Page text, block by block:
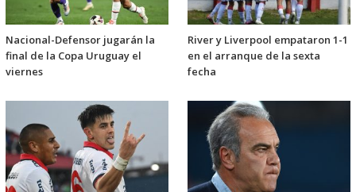
Nacional-Defensor jugarán la
final de la Copa Uruguay el
viernes
River y Liverpool empataron 1-1
en el arranque de la sexta
fecha